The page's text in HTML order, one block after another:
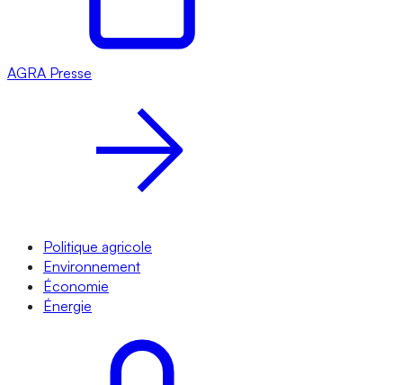
AGRA Presse
Politique agricole
Environnement
Économie
Énergie